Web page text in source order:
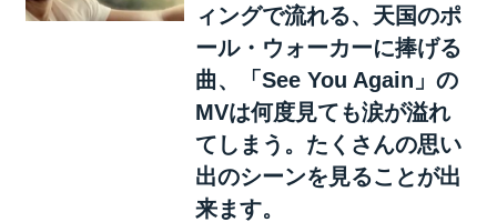
有名な「ニトログリセリン」
が浮かびませんか？私はまだ
エンジンの仕組みを知らない
頃、ニトログリセリンが爆発
して何かが起きて車が加速す
るのかな‥と、ぼんやり思っ
ていた時代があります。もち
ィングで流れる、天国のポ
ール・ウォーカーに捧げる
曲、「See You Again」の
MVは何度見ても涙が溢れ
てしまう。たくさんの思い
出のシーンを見ることが出
来ます。